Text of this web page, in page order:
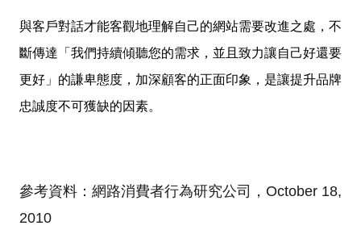
與客戶對話才能客觀地理解自己的網站需要改進之處，不
斷傳達「我們持續傾聽您的需求，並且致力讓自己好還要
更好」的謙卑態度，加深顧客的正面印象，是讓提升品牌
忠誠度不可獲缺的因素。
參考資料：網路消費者行為研究公司，October 18,
2010